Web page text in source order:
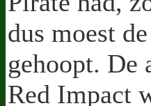
dus moest
gehoopt. De
Red Impact